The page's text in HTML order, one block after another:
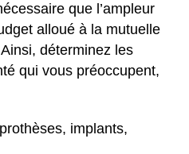
que l’ampleur
alloué à la mutuelle
déterminez les
qui vous préoccupent,
implants,